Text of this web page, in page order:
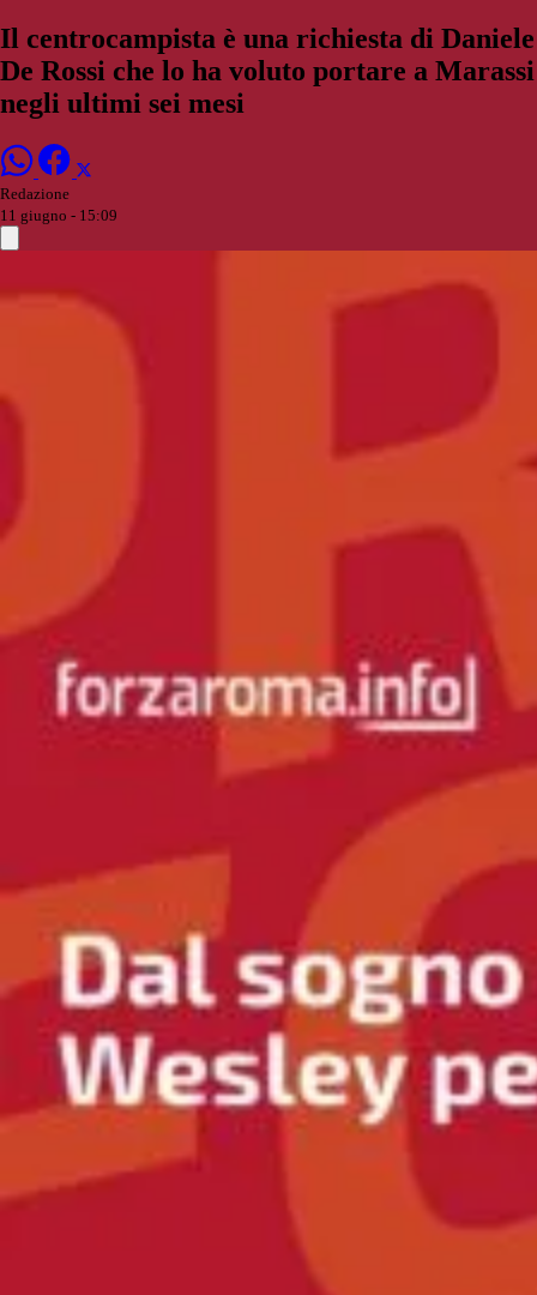
Il centrocampista è una richiesta di Daniele
De Rossi che lo ha voluto portare a Marassi
negli ultimi sei mesi
Redazione
11 giugno - 15:09